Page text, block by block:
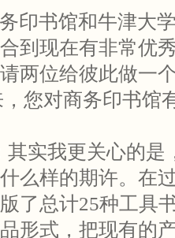
务印书馆和牛津大
到现在有非常优
两位给彼此做一
您对商务印书馆
其实我更关心的
么样的期许。在
了总计25种工具
形式，把现有的